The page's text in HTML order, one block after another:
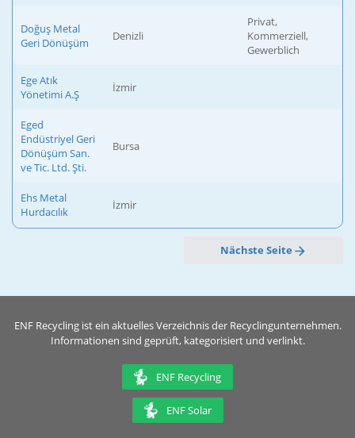
Doğuş Metal
Geri Dönüşüm
Denizli
Privat,
Kommerziell,
Gewerblich
Ege Atık
Yönetimi A.Ş
İzmir
Eged
Endüstriyel Geri
Dönüşüm San.
ve Tic. Ltd. Şti.
Bursa
Ehs Metal
Hurdacılık
İzmir
Nächste Seite
ENF Recycling ist ein aktuelles Verzeichnis der Recyclingunternehmen.
Informationen sind geprüft, kategorisiert und verlinkt.
ENF Recycling
ENF Solar